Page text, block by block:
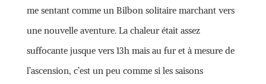
me sentant comme un Bilbon solitaire marchant vers
une nouvelle aventure. La chaleur était assez
suffocante jusque vers 13h mais au fur et à mesure de
l’ascension, c’est un peu comme si les saisons